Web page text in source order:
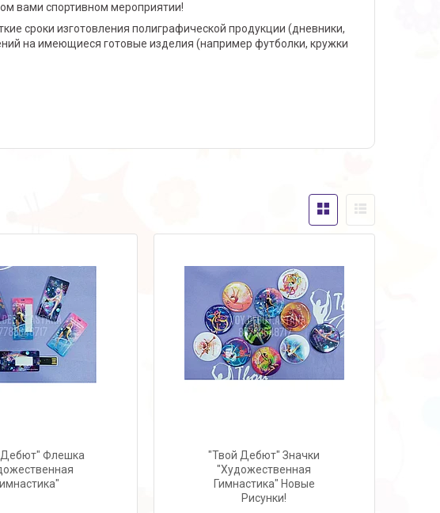
вами спортивном мероприятии!
сроки изготовления полиграфической продукции (дневники,
на имеющиеся готовые изделия (например футболки, кружки
Дебют" Флешка
"Твой Дебют" Значки
"Художественная
Гимнастика" Новые
Рисунки!